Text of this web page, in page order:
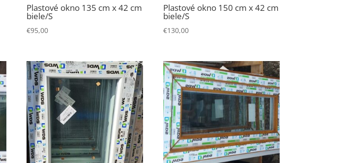
Plastové okno 135 cm x 42 cm
biele/S
€95,00
Plastové okno 150 cm x 42 cm
biele/S
€130,00
Nevyhnutné
Tieto súbory
cookie nie sú
voliteľné. Sú
potrebné pre
fungovanie